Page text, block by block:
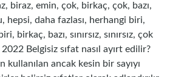
biraz, emin, çok, birkaç, çok, bazı,
hepsi, daha fazlası, herhangi biri,
birkaç, bazı, sınırsız, sınırsız, çok
Belgisiz sıfat nasıl ayırt edilir?
kullanılan ancak kesin bir sayıyı